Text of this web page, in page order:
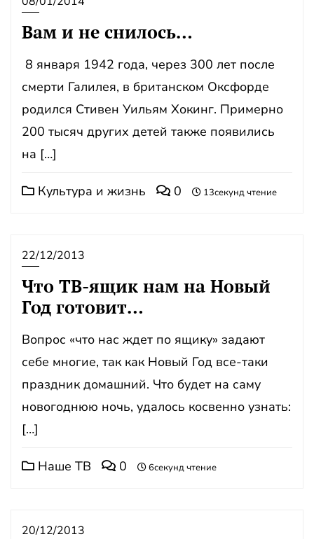
Вам и не снилось…
8 января 1942 года, через 300 лет после
смерти Галилея, в британском Оксфорде
родился Стивен Уильям Хокинг. Примерно
200 тысяч других детей также появились
на […]
Культура и жизнь 0 13секунд чтение
22/12/2013
Что ТВ-ящик нам на Новый
Год готовит…
Вопрос «что нас ждет по ящику» задают
себе многие, так как Новый Год все-таки
праздник домашний. Что будет на саму
новогоднюю ночь, удалось косвенно узнать:
[…]
Наше ТВ 0 6секунд чтение
20/12/2013